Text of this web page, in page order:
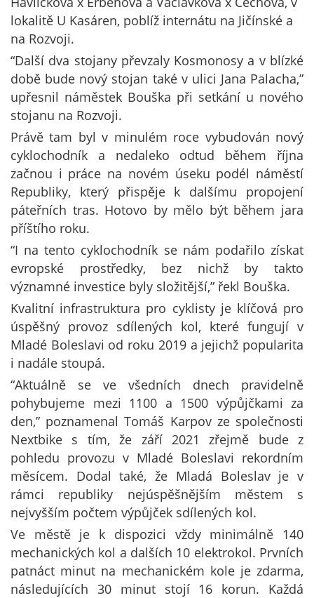
lokalitě U Kasáren, poblíž internátu na Jičínské a
na Rozvoji.
“Další dva stojany převzaly Kosmonosy a v blízké
době bude nový stojan také v ulici Jana Palacha,”
upřesnil náměstek Bouška při setkání u nového
stojanu na Rozvoji.
Právě tam byl v minulém roce vybudován nový
cyklochodník a nedaleko odtud během října
začnou i práce na novém úseku podél náměstí
Republiky, který přispěje k dalšímu propojení
páteřních tras. Hotovo by mělo být během jara
příštího roku.
“I na tento cyklochodník se nám podařilo získat
evropské prostředky, bez nichž by takto
významné investice byly složitější,” řekl Bouška.
Kvalitní infrastruktura pro cyklisty je klíčová pro
úspěšný provoz sdílených kol, které fungují v
Mladé Boleslavi od roku 2019 a jejichž popularita
i nadále stoupá.
“Aktuálně se ve všedních dnech pravidelně
pohybujeme mezi 1100 a 1500 výpůjčkami za
den,” poznamenal Tomáš Karpov ze společnosti
Nextbike s tím, že září 2021 zřejmě bude z
pohledu provozu v Mladé Boleslavi rekordním
měsícem. Dodal také, že Mladá Boleslav je v
rámci republiky nejúspěšnějším městem s
nejvyšším počtem výpůjček sdílených kol.
Ve městě je k dispozici vždy minimálně 140
mechanických kol a dalších 10 elektrokol. Prvních
patnáct minut na mechanickém kole je zdarma,
následujících 30 minut stojí 16 korun. Každá